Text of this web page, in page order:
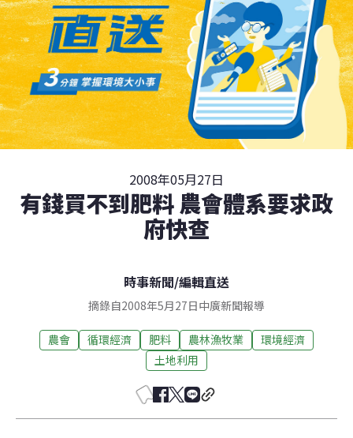
2008年05月27日
有錢買不到肥料 農會體系要求政
府快查
時事新聞/編輯直送
摘錄自2008年5月27日中廣新聞報導
農會 循環經濟 肥料 農林漁牧業
環境經濟
土地利用